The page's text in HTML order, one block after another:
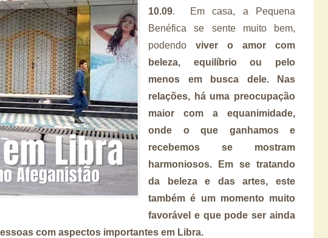
10.09. Em casa, a Pequena
Benéfica se sente muito bem,
podendo viver o amor com
beleza, equilíbrio ou pelo
menos em busca dele. Nas
relações, há uma preocupação
maior com a equanimidade,
onde o que ganhamos e
recebemos se mostram
harmoniosos. Em se tratando
da beleza e das artes, este
também é um momento muito
favorável e que pode ser ainda
com aspectos importantes em Libra.